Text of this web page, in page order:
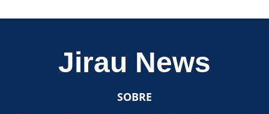
Jirau News
SOBRE